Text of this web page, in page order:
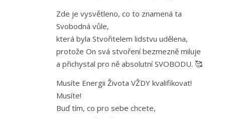
Zde je vysvětleno, co to znamená ta
Svobodná vůle,
která byla Stvořitelem lidstvu udělena,
protože On svá stvoření bezmezně miluje
a přichystal pro ně absolutní SVOBODU. 🥰
Musíte Energii Života VŽDY kvalifikovat!
Musíte!
Buď tím, co pro sebe chcete,